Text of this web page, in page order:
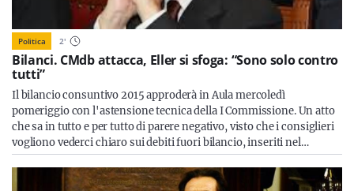
Politica 2'
Bilanci. CMdb attacca, Eller si sfoga: “Sono solo contro
tutti”
Il bilancio consuntivo 2015 approderà in Aula mercoledì
pomeriggio con l'astensione tecnica della I Commissione. Un atto
che sa in tutto e per tutto di parere negativo, visto che i consiglieri
vogliono vederci chiaro sui debiti fuori bilancio, inseriti nel…